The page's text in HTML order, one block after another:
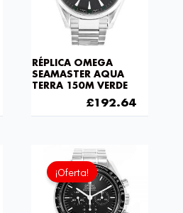
RÉPLICA OMEGA
SEAMASTER AQUA
TERRA 150M VERDE
£192.64
¡Oferta!
El
precio
original
era:
£1,032.00.